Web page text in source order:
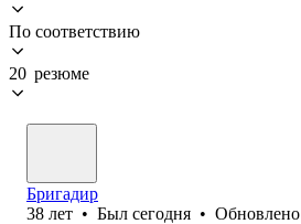
По соответствию
20 резюме
Бригадир
38 лет • Был сегодня • Обновлено